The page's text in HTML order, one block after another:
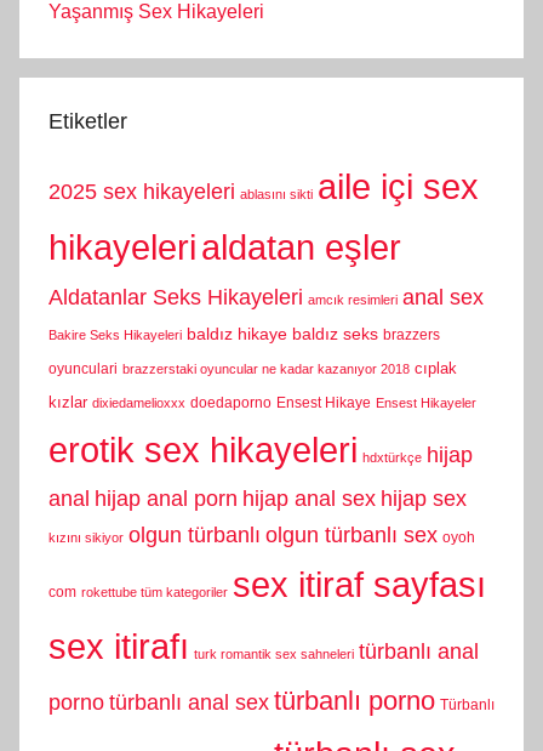
Yaşanmış Sex Hikayeleri
Etiketler
2025 sex hikayeleri ablasını sikti aile içi sex
hikayelerialdatan eşler
Aldatanlar Seks Hikayeleri amcık resimleri anal sex
Bakire Seks Hikayeleri baldız hikaye baldız seks brazzers
oyunculari brazzerstaki oyuncular ne kadar kazanıyor 2018 cıplak
kızlar dixiedamelioxxx doedaporno Ensest Hikaye Ensest Hikayeler
erotik sex hikayeleri hdxtürkçe hijap
anal hijap anal porn hijap anal sex hijap sex
kızını sikiyor olgun türbanlı olgun türbanlı sex oyoh
com rokettube tüm kategoriler sex itiraf sayfası
sex itirafı turk romantik sex sahneleri türbanlı anal
porno türbanlı anal sex türbanlı porno Türbanlı